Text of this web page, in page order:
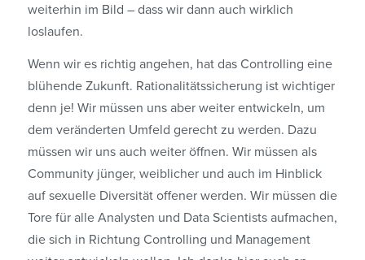
weiterhin im Bild – dass wir dann auch wirklich
loslaufen.
Wenn wir es richtig angehen, hat das Controlling eine
blühende Zukunft. Rationalitäts­sicherung ist wichtiger
denn je! Wir müssen uns aber weiter entwickeln, um
dem veränderten Umfeld gerecht zu werden. Dazu
müssen wir uns auch weiter öffnen. Wir müssen als
Community jünger, weiblicher und auch im Hinblick
auf sexuelle Diversität offener werden. Wir müssen die
Tore für alle Analysten und Data Scientists aufmachen,
die sich in Richtung Controlling und Management